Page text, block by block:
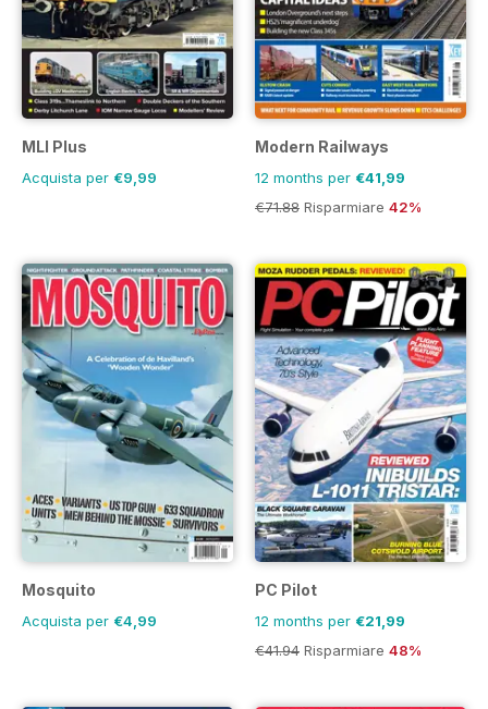
MLI Plus
Acquista per €9,99
Modern Railways
12 months per €41,99
€71.88 Risparmiare 42%
Mosquito
Acquista per €4,99
PC Pilot
12 months per €21,99
€41.94 Risparmiare 48%